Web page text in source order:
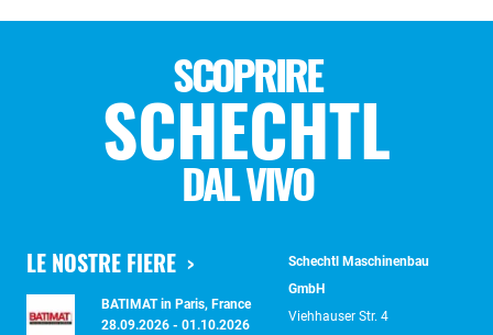
SCOPRIRE
SCHECHTL
DAL VIVO
LE NOSTRE FIERE
BATIMAT in Paris, France
28.09.2026 - 01.10.2026
Schechtl Maschinenbau
GmbH
Viehhauser Str. 4